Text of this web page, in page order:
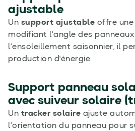
ajustable
Un support ajustable offre une
modifiant l’angle des
l’ensoleillement saisonnier, il
production d'énergie.
Support panneau
avec suiveur solaire
Un tracker solaire ajuste
l’orientation du panneau pour